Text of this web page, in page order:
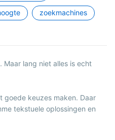
zoekmachines
Maar lang niet alles is echt
goede keuzes maken. Daar
tekstuele oplossingen en